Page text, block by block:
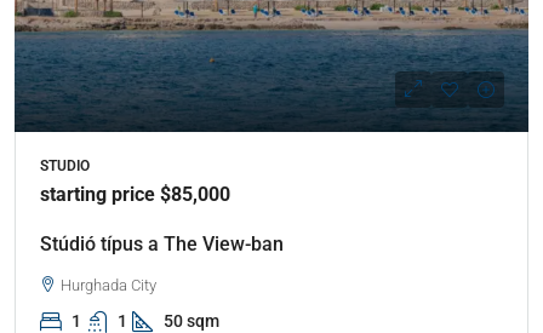
STUDIO
starting price $85,000
Stúdió típus a The View-ban
Hurghada City
1 1 50 sqm